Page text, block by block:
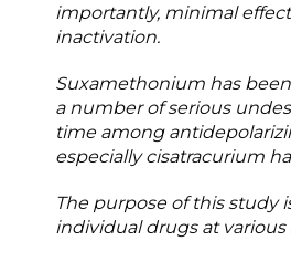
importantly, minimal
inactivation.
Suxamethonium has
a number of serious
time among
especially cisatracurium
The purpose of this study
individual drugs at